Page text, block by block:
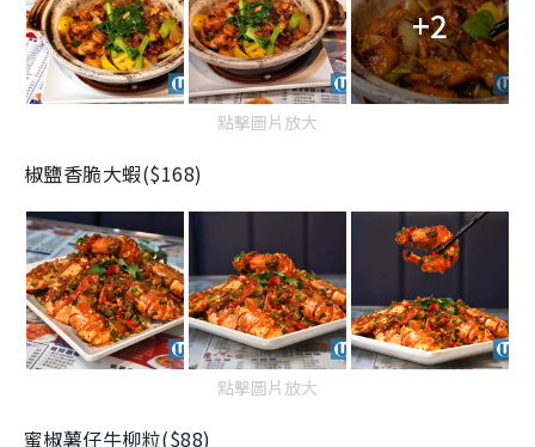
+2
點擊圖片放大
椒鹽香脆大蝦($168)
點擊圖片放大
蜜椒薯仔牛柳粒($88)